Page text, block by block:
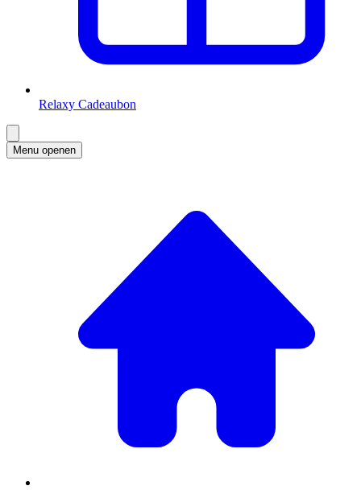
Relaxy Cadeaubon
Menu openen